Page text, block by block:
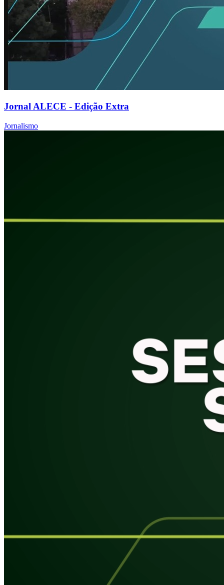
Jornal ALECE - Edição Extra
Jornalismo